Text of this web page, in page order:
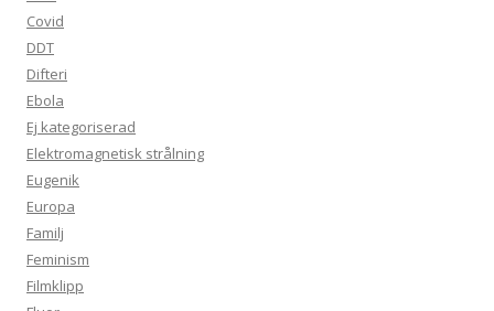
Covid
DDT
Difteri
Ebola
Ej kategoriserad
Elektromagnetisk strålning
Eugenik
Europa
Familj
Feminism
Filmklipp